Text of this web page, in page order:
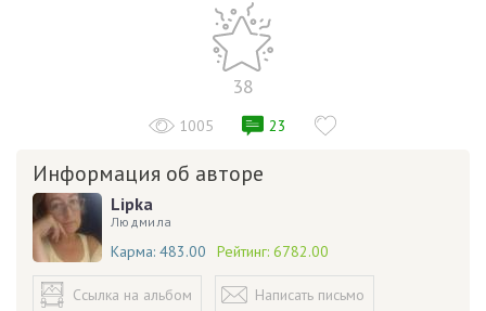
38
1005 23
Информация об авторе
Lipka
Людмила
Карма: 483.00 Рейтинг: 6782.00
Ссылка на альбом Написать письмо